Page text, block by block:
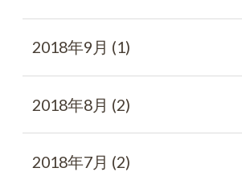
2018年9月 (1)
2018年8月 (2)
2018年7月 (2)